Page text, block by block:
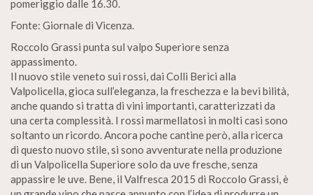
pomeriggio dalle 16.30.
Fonte: Giornale di Vicenza.
Roccolo Grassi punta sul valpo Superiore senza
appassimento.
Il nuovo stile veneto sui rossi, dai Colli Berici alla
Valpolicella, gioca sull’eleganza, la freschezza e la bevi bilità,
anche quando si tratta di vini importanti, caratterizzati da
una certa complessità. I rossi marmellatosi in molti casi sono
soltanto un ricordo. Ancora poche cantine però, alla ricerca
di questo nuovo stile, si sono avventurate nella produzione
di un Valpolicella Superiore solo da uve fresche, senza
appassire le uve. Bene, il Valfresca 2015 di Roccolo Grassi, è